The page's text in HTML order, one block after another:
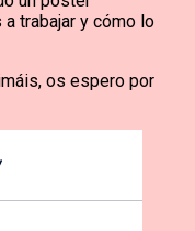
trabajar y cómo lo
os espero por